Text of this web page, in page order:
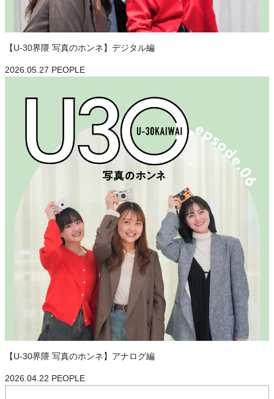
【U-30界隈 写真のホンネ】デジタル編
2026.05.27 PEOPLE
【U-30界隈 写真のホンネ】アナログ編
2026.04.22 PEOPLE